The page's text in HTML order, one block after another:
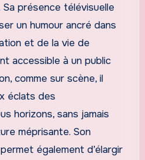
présence télévisuelle
un humour ancré dans
et de la vie de
accessible à un public
comme sur scène, il
éclats des
horizons, sans jamais
méprisante. Son
également d’élargir